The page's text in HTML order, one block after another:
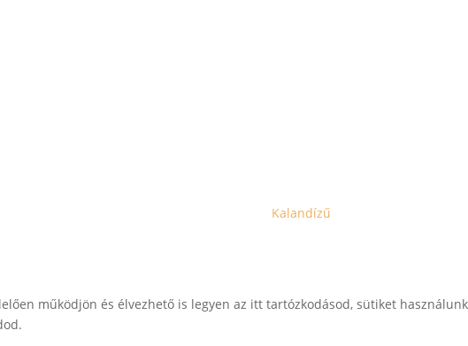
Kalandízű
működjön és élvezhető is legyen az itt tartózkodásod, sütiket